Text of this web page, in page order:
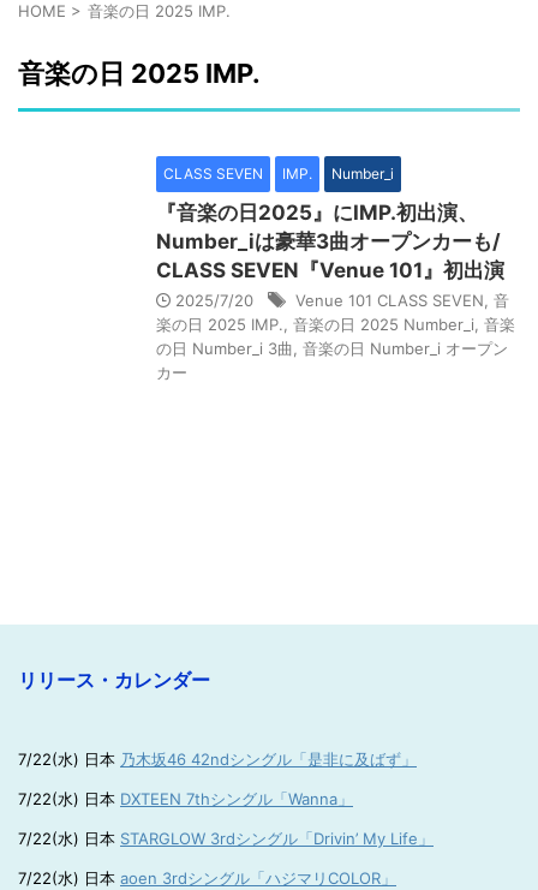
HOME > 音楽の日 2025 IMP.
音楽の日 2025 IMP.
CLASS SEVEN IMP. Number_i
『音楽の日2025』にIMP.初出演、
Number_iは豪華3曲オープンカーも/
CLASS SEVEN『Venue 101』初出演
2025/7/20 Venue 101 CLASS SEVEN 音
楽の日 2025 IMP. 音楽の日 2025 Number_i 音楽
の日 Number_i 3曲 音楽の日 Number_i オープン
カー
リリース・カレンダー
7/22(水) 日本 乃木坂46 42ndシングル「是非に及ばず」
7/22(水) 日本 DXTEEN 7thシングル「Wanna」
7/22(水) 日本 STARGLOW 3rdシングル「Drivin’ My Life」
7/22(水) 日本 aoen 3rdシングル「ハジマリCOLOR」